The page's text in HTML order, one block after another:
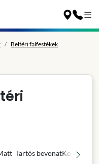
Beltéri falfestékek
Tartós bevonatKönnyű